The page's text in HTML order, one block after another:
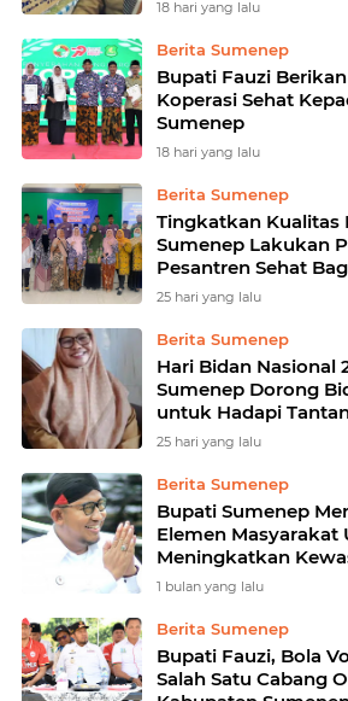
18 hari yang lalu
Berita Sumenep
Bupati Fauzi
Koperasi Sehat
Sumenep
18 hari yang lalu
Berita Sumenep
Tingkatkan Kualitas
Sumenep Lakukan
Pesantren Sehat
Husada
25 hari yang lalu
Berita Sumenep
Hari Bidan Nasional
Sumenep Dorong
untuk Hadapi
Kesehatan
25 hari yang lalu
Berita Sumenep
Bupati Sumenep
Elemen Masyarakat
Meningkatkan
Bencana Kekeringan
1 bulan yang lalu
Berita Sumenep
Bupati Fauzi, Bola
Salah Satu Cabang